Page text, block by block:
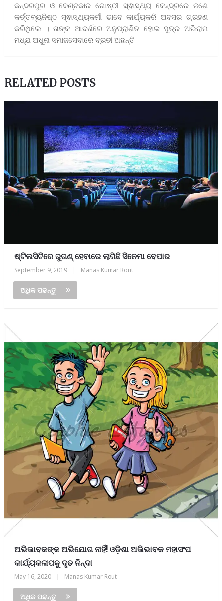
କନ୍ଦରପୁର ଓ ବେଣ୍ଟକାର ଗୋଷ୍ଠୀ ସ୍ଵାସ୍ଥ୍ୟ କେନ୍ଦ୍ରରେ ଜଣେ
କର୍ତ୍ତବ୍ୟନିଷ୍ଠ ସ୍ଵାସ୍ଥ୍ୟକର୍ମୀ ଭାବେ କାର୍ଯ୍ୟକରି ଅବସର ଗ୍ରହଣ
କରିଥିଲେ । ତାଙ୍କ ଆଦର୍ଶରେ ଅନୁପ୍ରାଣିତ ହୋଇ ପୁତ୍ର ଅଭିରାମ
ମଧ୍ଯ ଅଧୁନା ସମାଜସେବାରେ ବ୍ରତୀ ଅଛନ୍ତି
RELATED POSTS
ଷ୍ଟିଲସିଟିରେ ରୁଗଣ୍ ହେବାରେ ଲାଗିଛି ସିନେମା ବେପାର
September 9, 2019 Manas Kumar Rout
ଅଧିକ ପଢନ୍ତୁ
ଅଭିଭାବକଙ୍କ ଅଭିଯୋଗ ନାହିଁ! ଓଡ଼ିଶା ଅଭିଭାବକ ମହାସଂଘ
କାର୍ଯ୍ୟକଳାପକୁ ଦୃଢ ନିନ୍ଦା
May 16, 2020 Manas Kumar Rout
ଅଧିକ ପଢନ୍ତୁ